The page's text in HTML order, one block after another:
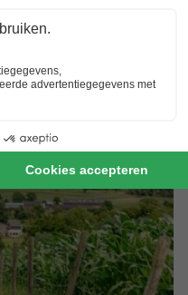
Tot 25% korting